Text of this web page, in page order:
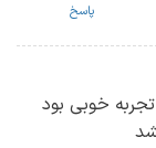
پاسخ
خوبی بود